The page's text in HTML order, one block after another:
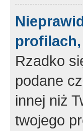
Rzadko
podane
innej niż
twojego